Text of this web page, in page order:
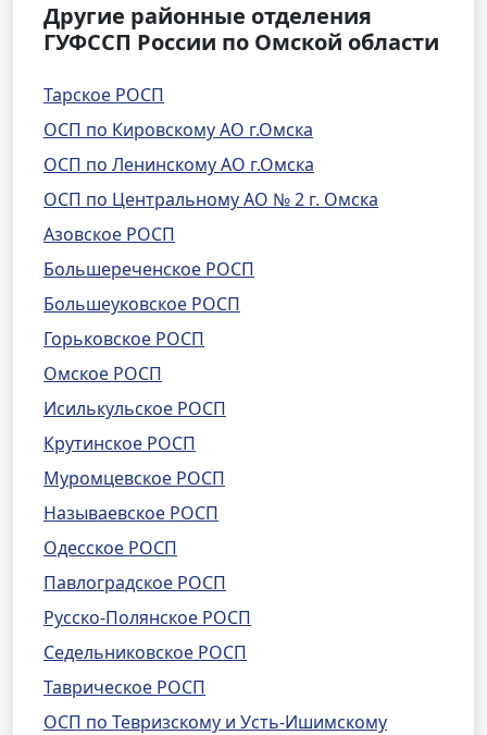
Другие районные отделения
ГУФССП России по Омской области
Тарское РОСП
ОСП по Кировскому АО г.Омска
ОСП по Ленинскому АО г.Омска
ОСП по Центральному АО № 2 г. Омска
Азовское РОСП
Большереченское РОСП
Большеуковское РОСП
Горьковское РОСП
Омское РОСП
Исилькульское РОСП
Крутинское РОСП
Муромцевское РОСП
Называевское РОСП
Одесское РОСП
Павлоградское РОСП
Русско-Полянское РОСП
Седельниковское РОСП
Таврическое РОСП
ОСП по Тевризскому и Усть-Ишимскому